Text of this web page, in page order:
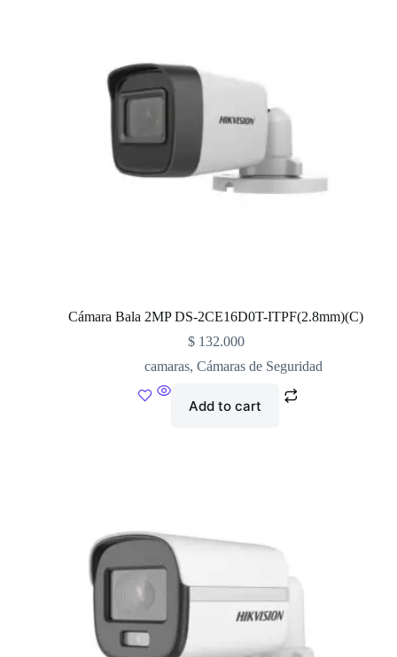
Cámara Bala 2MP DS-2CE16D0T-ITPF(2.8mm)(C)
$132.000
camaras,Cámaras de Seguridad
Add to cart